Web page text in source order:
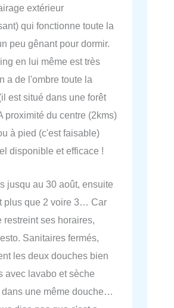
extérieur
qui fonctionne toute la
peu gênant pour dormir.
en lui même est très
a de l'ombre toute la
est situé dans une forêt
proximité du centre (2kms)
à pied (c'est faisable)
disponible et efficace !
jusqu au 30 août, ensuite
plus que 2 voire 3… Car
restreint ses horaires,
Sanitaires fermés,
les deux douches bien
avec lavabo et sèche
une même douche…